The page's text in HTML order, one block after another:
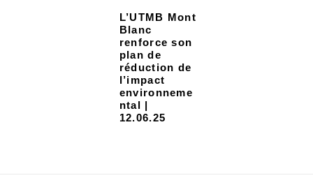
L’UTMB Mont
Blanc
renforce son
plan de
réduction de
l’impact
environneme
ntal |
12.06.25